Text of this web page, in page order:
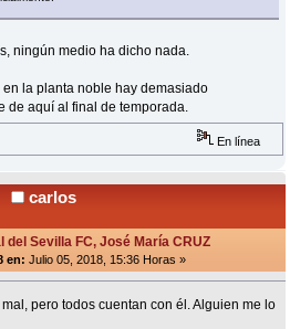
ningún medio ha dicho nada.
la planta noble hay demasiado
de aquí al final de temporada.
En línea
carlos
Sevilla FC, José María CRUZ
en: Julio 05, 2018, 15:36 Horas »
pero todos cuentan con él. Alguien me lo